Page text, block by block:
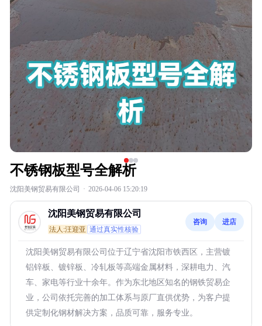
不锈钢板型号全解析
沈阳美钢贸易有限公司 · 2026-04-06 15:20:19
沈阳美钢贸易有限公司
法人:汪迎亚 通过真实性核验
咨询 进店
沈阳美钢贸易有限公司位于辽宁省沈阳市铁西区，主营镀
铝锌板、镀锌板、冷轧板等高端金属材料，深耕电力、汽
车、家电等行业十余年。作为东北地区知名的钢铁贸易企
业，公司依托完善的加工体系与原厂直供优势，为客户提
供定制化钢材解决方案，品质可靠，服务专业。